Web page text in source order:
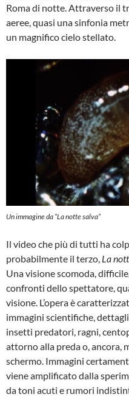
Roma di notte. Attraverso il
aeree, quasi una sinfonia
un magnifico cielo stellato.
Un immagine da “La notte salva”
Il video che più di tutti ha
probabilmente il terzo, La
Una visione scomoda,
confronti dello spettatore,
visione. L’opera è
immagini scientifiche,
insetti predatori, ragni,
attorno alla preda o, ancora,
schermo. Immagini
viene amplificato dalla
da toni acuti e rumori